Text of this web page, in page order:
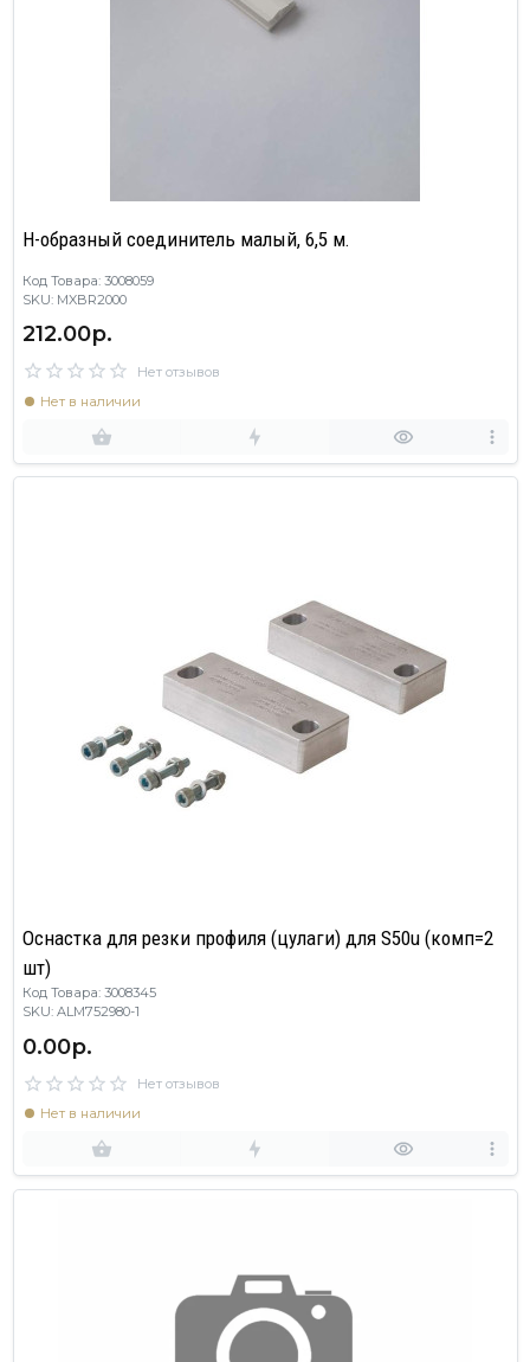
Н-образный соединитель малый, 6,5 м.
Код Товара: 3008059
SKU: MXBR2000
212.00р.
Нет отзывов
Нет в наличии
Оснастка для резки профиля (цулаги) для S50u (комп=2
шт)
Код Товара: 3008345
SKU: ALM752980-1
0.00р.
Нет отзывов
Нет в наличии